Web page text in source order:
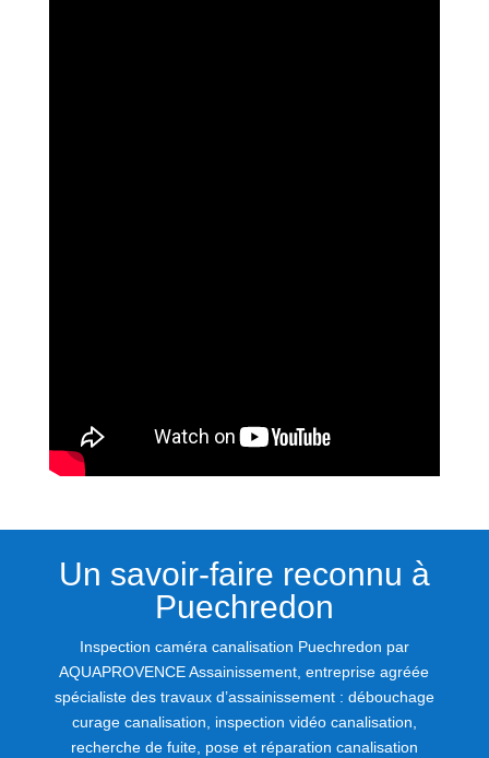
Un savoir-faire reconnu à
Puechredon
Inspection caméra canalisation Puechredon par
AQUAPROVENCE Assainissement, entreprise agréée
spécialiste des travaux d’assainissement : débouchage
curage canalisation, inspection vidéo canalisation,
recherche de fuite, pose et réparation canalisation